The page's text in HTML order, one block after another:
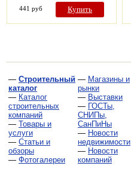
441 руб Купить
— Строительный
каталог
— Каталог
строительных
компаний
— Товары и
услуги
— Статьи и
обзоры
— Фотогалереи
— Магазины и
рынки
— Выставки
— ГОСТы,
СНИПы,
СанПиНы
— Новости
недвижимости
— Новости
компаний